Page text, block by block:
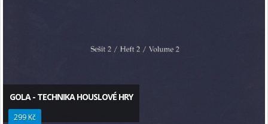
GOLA - TECHNIKA HOUSLOVÉ HRY
299 Kč